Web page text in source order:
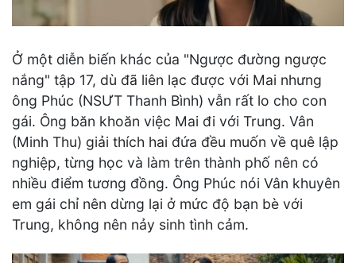
Ở một diễn biến khác của "Ngược đường ngược
nắng" tập 17, dù đã liên lạc được với Mai nhưng
ông Phúc (NSƯT Thanh Bình) vẫn rất lo cho con
gái. Ông băn khoăn việc Mai đi với Trung. Vân
(Minh Thu) giải thích hai đứa đều muốn về quê lập
nghiệp, từng học và làm trên thành phố nên có
nhiều điểm tương đồng. Ông Phúc nói Vân khuyên
em gái chỉ nên dừng lại ở mức độ bạn bè với
Trung, không nên nảy sinh tình cảm.